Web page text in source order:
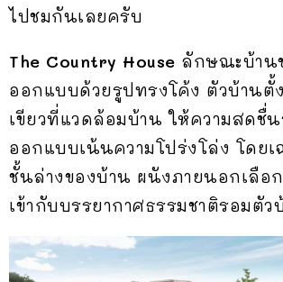
ไปชมกันเลยครับ
The Country House ลักษณะบ้าน
ออกแบบด้วยรูปทรงโค้ง ตัวบ้าน
เขียวที่แวดล้อมบ้าน ให้ความสดชื่
ออกแบบเน้นความโปร่งโล่ง โดยเ
ชั้นล่างของบ้าน ผนังภายนอกเลือ
เข้ากับบรรยากาศธรรมชาติรอมตัว